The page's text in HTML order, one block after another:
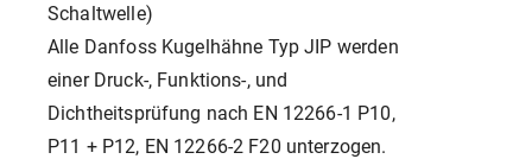
Schaltwelle)
Alle Danfoss Kugelhähne Typ JIP werden
einer Druck-, Funktions-, und
Dichtheitsprüfung nach EN 12266-1 P10,
P11 + P12, EN 12266-2 F20 unterzogen.